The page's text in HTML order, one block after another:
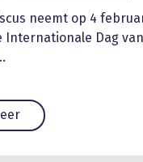
neemt op 4
Internationale Dag